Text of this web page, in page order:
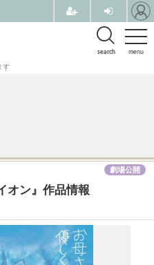
menu
search
す
オン』作品情報
劇場公開